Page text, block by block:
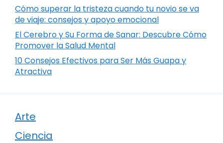
Cómo superar la tristeza cuando tu novio se va
de viaje: consejos y apoyo emocional
El Cerebro y Su Forma de Sanar: Descubre Cómo
Promover la Salud Mental
10 Consejos Efectivos para Ser Más Guapa y
Atractiva
Arte
Ciencia